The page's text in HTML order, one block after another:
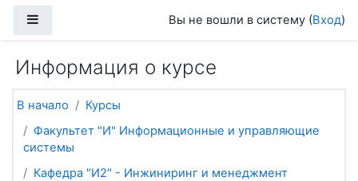
Вы не вошли в систему (Вход)
Информация о курсе
В начало
Курсы
Факультет "И" Информационные и управляющие
системы
Кафедра "И2" - Инжиниринг и менеджмент